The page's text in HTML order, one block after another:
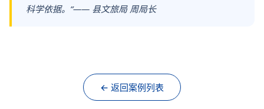
科学依据。”—— 县文旅局 周局长
← 返回案例列表